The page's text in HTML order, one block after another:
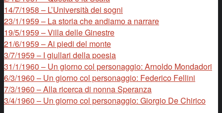
14/7/1958 – L’Università dei sogni
23/1/1959 – La storia che andiamo a narrare
19/5/1959 – Villa delle Ginestre
21/6/1959 – Ai piedi del monte
3/7/1959 – I giullari della poesia
31/1/1960 – Un giorno col personaggio: Arnoldo Mondadori
6/3/1960 – Un giorno col personaggio: Federico Fellini
7/3/1960 – Alla ricerca di nonna Speranza
3/4/1960 – Un giorno col personaggio: Giorgio De Chirico